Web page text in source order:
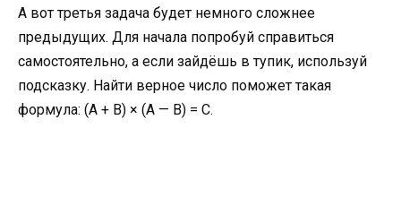
А вот третья задача будет немного сложнее
предыдущих. Для начала попробуй справиться
самостоятельно, а если зайдёшь в тупик, используй
подсказку. Найти верное число поможет такая
формула: (А + В) × (А — В) = С.